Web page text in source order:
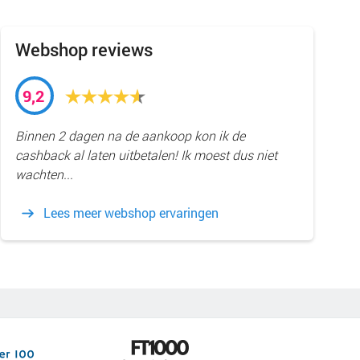
Webshop reviews
9,2
Binnen 2 dagen na de aankoop kon ik de
cashback al laten uitbetalen! Ik moest dus niet
wachten...
Lees meer webshop ervaringen